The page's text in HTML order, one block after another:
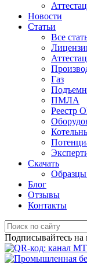
Новости
Статьи
Все
Газ
ПМЛА
Реестр
Скачать
Блог
Отзывы
Контакты
Подписывайтесь